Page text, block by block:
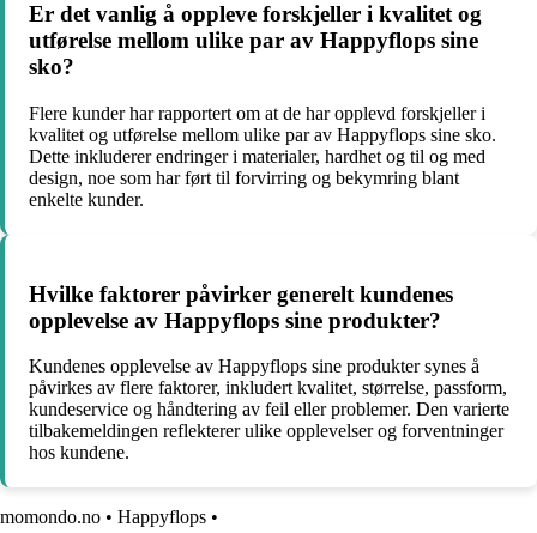
Er det vanlig å oppleve forskjeller i kvalitet og
utførelse mellom ulike par av Happyflops sine
sko?
Flere kunder har rapportert om at de har opplevd forskjeller i
kvalitet og utførelse mellom ulike par av Happyflops sine sko.
Dette inkluderer endringer i materialer, hardhet og til og med
design, noe som har ført til forvirring og bekymring blant
enkelte kunder.
Hvilke faktorer påvirker generelt kundenes
opplevelse av Happyflops sine produkter?
Kundenes opplevelse av Happyflops sine produkter synes å
påvirkes av flere faktorer, inkludert kvalitet, størrelse, passform,
kundeservice og håndtering av feil eller problemer. Den varierte
tilbakemeldingen reflekterer ulike opplevelser og forventninger
hos kundene.
momondo.no • Happyflops •